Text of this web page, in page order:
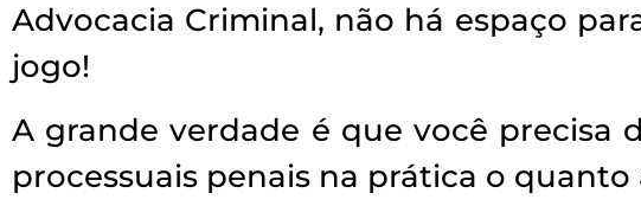
Advocacia Criminal, não há espaço
jogo!
A grande verdade é que você precisa
processuais penais na prática o quanto